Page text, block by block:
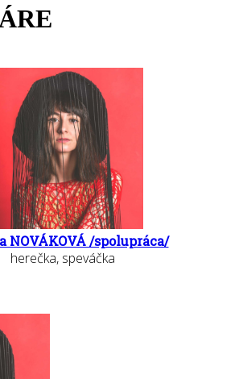
NOVÁKOVÁ /spolupráca/
herečka, speváčka